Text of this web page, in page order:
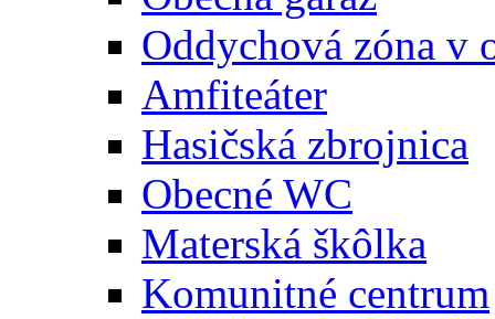
Oddychová zóna v
Amfiteáter
Hasičská zbrojnica
Obecné WC
Materská škôlka
Komunitné centrum